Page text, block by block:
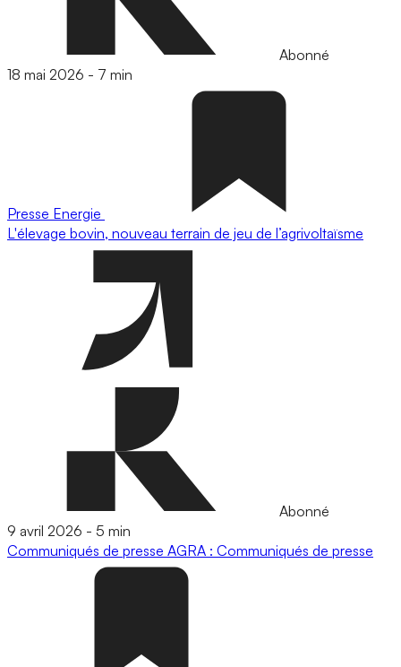
Abonné
18 mai 2026 - 7 min
Presse Energie
L'élevage bovin, nouveau terrain de jeu de l’agrivoltaïsme
Abonné
9 avril 2026 - 5 min
Communiqués de presse AGRA : Communiqués de presse